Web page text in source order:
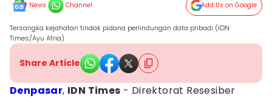
News Channel Add Us on Google
Tersangka kejahatan tindak pidana perlindungan data pribadi (IDN
Times/Ayu Afria)
Share Article
Denpasar, IDN Times - Direktorat Resesiber